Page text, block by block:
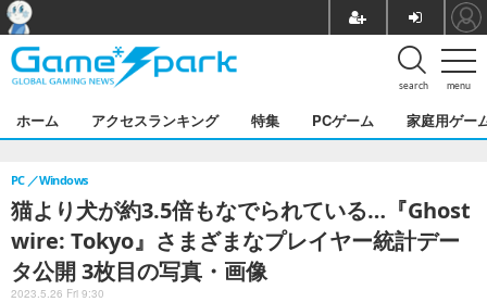
menu
search
ホーム アクセスランキング 特集 PCゲーム 家庭用ゲー
猫より犬が約3.5倍もなでられている…『Ghost
wire: Tokyo』さまざまなプレイヤー統計デー
タ公開 3枚目の写真・画像
PC Windows
2023.5.26 Fri 9:30